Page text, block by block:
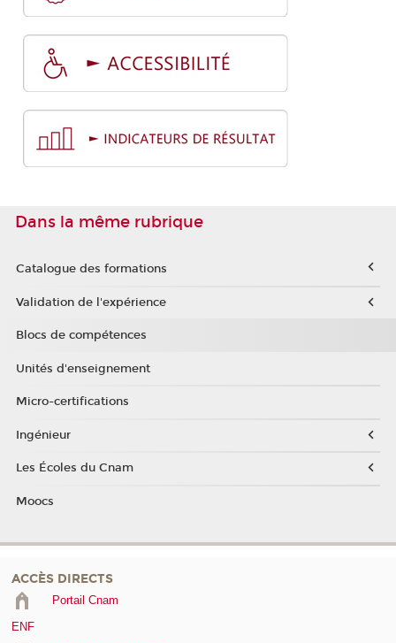
Dans la même rubrique
Catalogue des formations
Validation de l'expérience
Blocs de compétences
Unités d'enseignement
Micro-certifications
Ingénieur
Les Écoles du Cnam
Moocs
ACCÈS DIRECTS
Portail Cnam
ENF